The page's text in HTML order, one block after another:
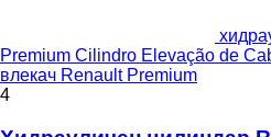
Premium Cilindro Elevação de
влекач Renault Premium
4